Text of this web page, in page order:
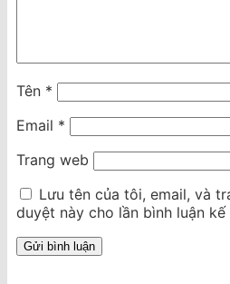
Tên *
Email *
Trang web
Lưu tên của tôi, email, và
duyệt này cho lần bình luận